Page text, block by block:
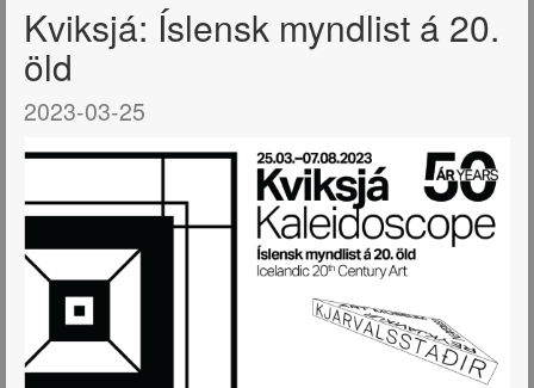
Kviksjá: Íslensk myndlist á 20.
öld
2023-03-25